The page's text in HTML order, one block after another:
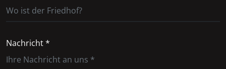
Nachricht *